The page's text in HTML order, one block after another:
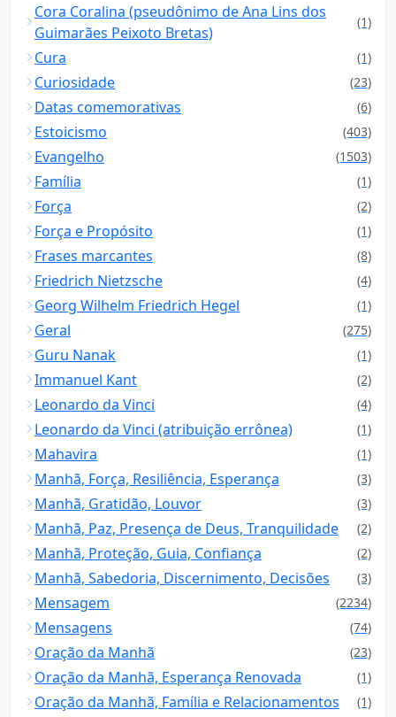
Cora Coralina (pseudônimo de Ana Lins dos
Guimarães Peixoto Bretas)
(1)
Cura (1)
Curiosidade (23)
Datas comemorativas (6)
Estoicismo (403)
Evangelho (1503)
Família (1)
Força (2)
Força e Propósito (1)
Frases marcantes (8)
Friedrich Nietzsche (4)
Georg Wilhelm Friedrich Hegel (1)
Geral (275)
Guru Nanak (1)
Immanuel Kant (2)
Leonardo da Vinci (4)
Leonardo da Vinci (atribuição errônea) (1)
Mahavira (1)
Manhã, Força, Resiliência, Esperança (3)
Manhã, Gratidão, Louvor (3)
Manhã, Paz, Presença de Deus, Tranquilidade (2)
Manhã, Proteção, Guia, Confiança (2)
Manhã, Sabedoria, Discernimento, Decisões (3)
Mensagem (2234)
Mensagens (74)
Oração da Manhã (23)
Oração da Manhã, Esperança Renovada (1)
Oração da Manhã, Família e Relacionamentos (1)